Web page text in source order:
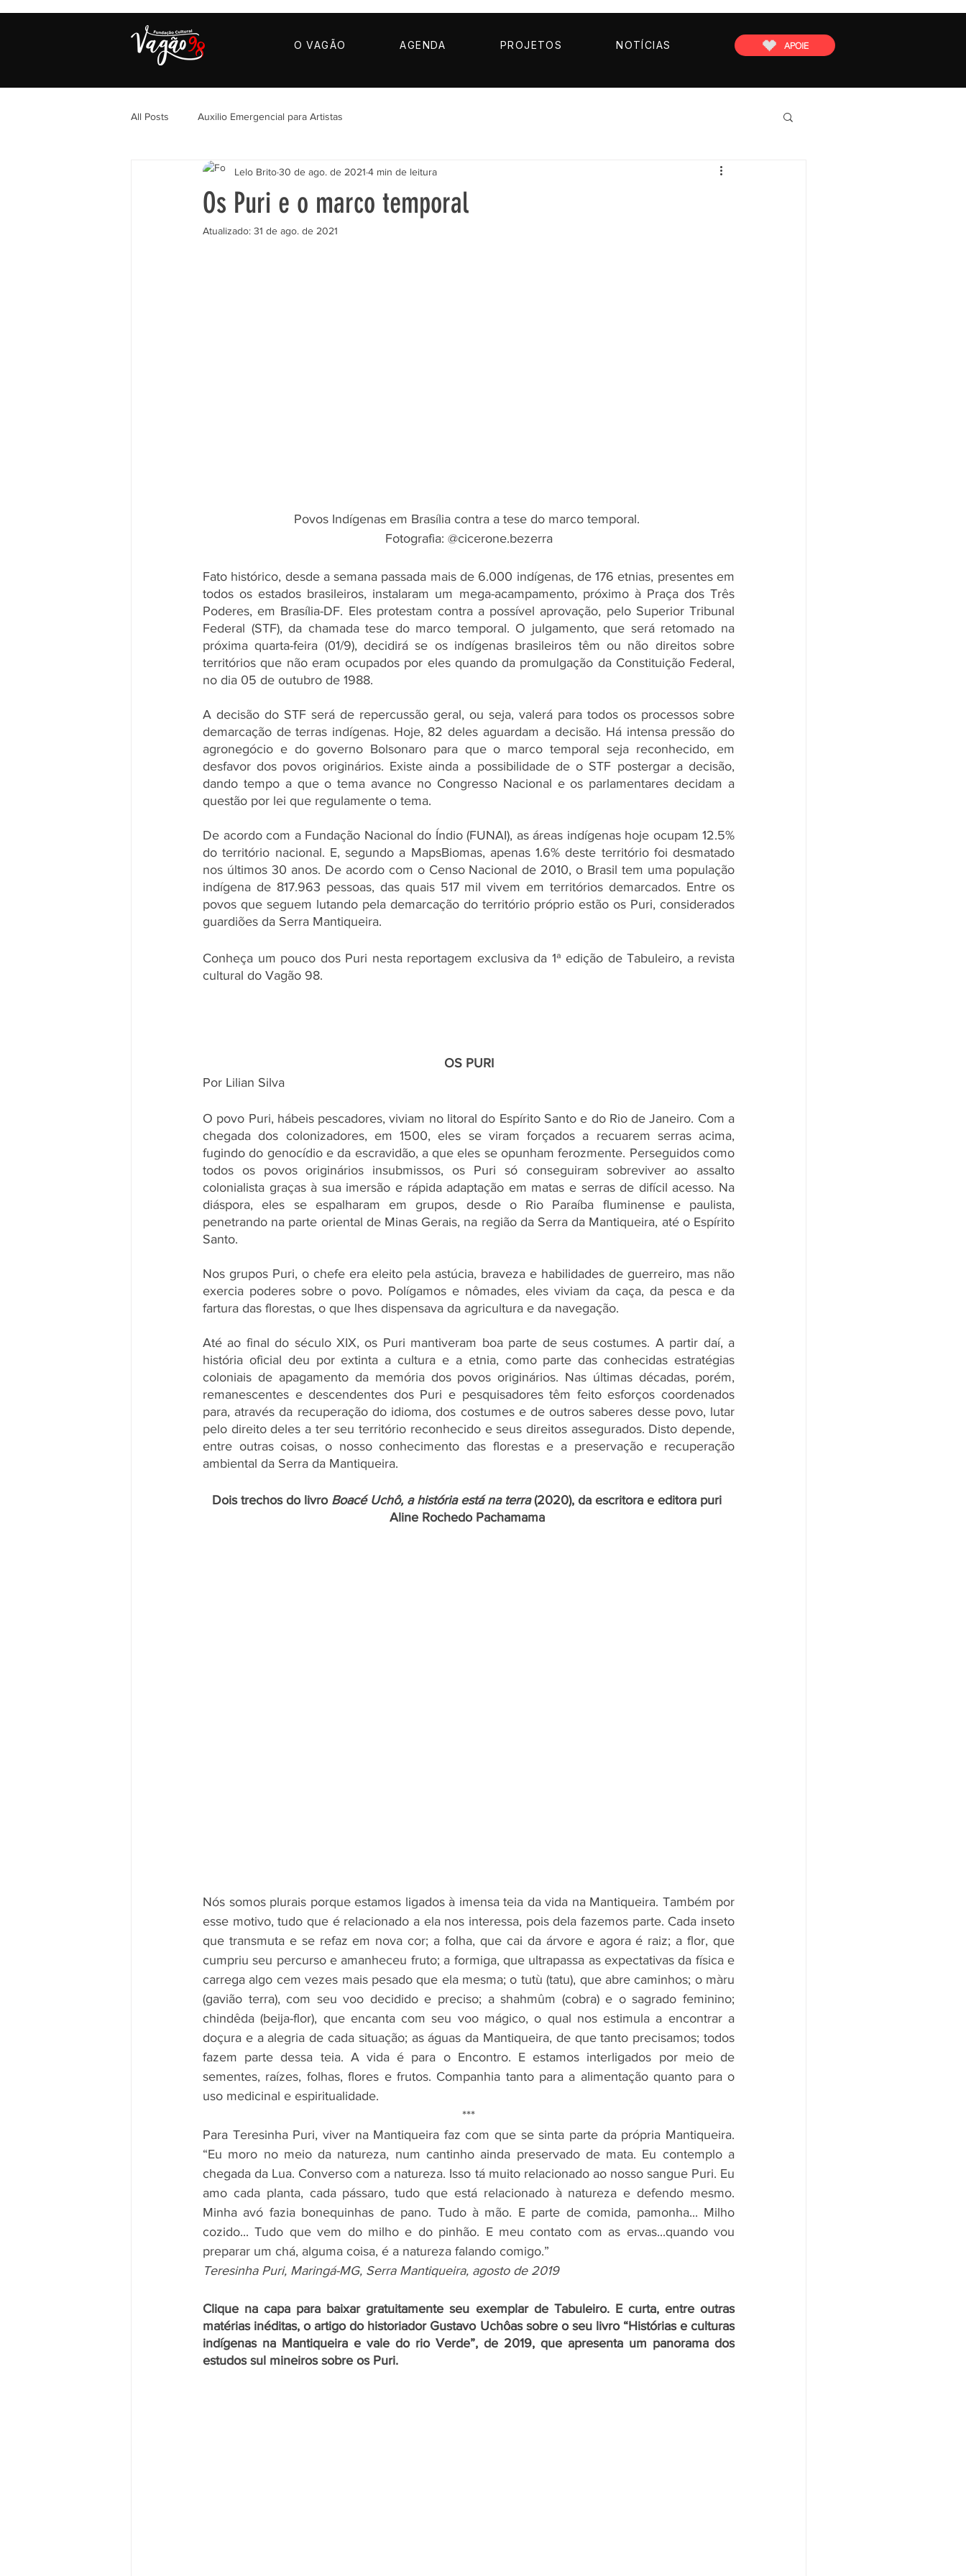
O VAGÃO AGENDA PROJETOS NOTÍCIAS APOIE
All Posts Auxilio Emergencial para Artistas
Os Puri e o marco temporal
Lelo Brito30 de ago. de 2021 4 min de leitura
Atualizado: 31 de ago. de 2021
Povos Indígenas em Brasília contra a tese do marco temporal.
Fotografia: @cicerone.bezerra
Fato histórico, desde a semana passada mais de 6.000 indígenas, de 176 etnias, presentes em
todos os estados brasileiros, instalaram um mega-acampamento, próximo à Praça dos Três
Poderes, em Brasília-DF. Eles protestam contra a possível aprovação, pelo Superior Tribunal
Federal (STF), da chamada tese do marco temporal. O julgamento, que será retomado na
próxima quarta-feira (01/9), decidirá se os indígenas brasileiros têm ou não direitos sobre
territórios que não eram ocupados por eles quando da promulgação da Constituição Federal,
no dia 05 de outubro de 1988.
A decisão do STF será de repercussão geral, ou seja, valerá para todos os processos sobre
demarcação de terras indígenas. Hoje, 82 deles aguardam a decisão. Há intensa pressão do
agronegócio e do governo Bolsonaro para que o marco temporal seja reconhecido, em
desfavor dos povos originários. Existe ainda a possibilidade de o STF postergar a decisão,
dando tempo a que o tema avance no Congresso Nacional e os parlamentares decidam a
questão por lei que regulamente o tema.
De acordo com a Fundação Nacional do Índio (FUNAI), as áreas indígenas hoje ocupam 12.5%
do território nacional. E, segundo a MapsBiomas, apenas 1.6% deste território foi desmatado
nos últimos 30 anos. De acordo com o Censo Nacional de 2010, o Brasil tem uma população
indígena de 817.963 pessoas, das quais 517 mil vivem em territórios demarcados. Entre os
povos que seguem lutando pela demarcação do território próprio estão os Puri, considerados
guardiões da Serra Mantiqueira.
Conheça um pouco dos Puri nesta reportagem exclusiva da 1ª edição de Tabuleiro, a revista
cultural do Vagão 98.
OS PURI
Por Lilian Silva
O povo Puri, hábeis pescadores, viviam no litoral do Espírito Santo e do Rio de Janeiro. Com a
chegada dos colonizadores, em 1500, eles se viram forçados a recuarem serras acima,
fugindo do genocídio e da escravidão, a que eles se opunham ferozmente. Perseguidos como
todos os povos originários insubmissos, os Puri só conseguiram sobreviver ao assalto
colonialista graças à sua imersão e rápida adaptação em matas e serras de difícil acesso. Na
diáspora, eles se espalharam em grupos, desde o Rio Paraíba fluminense e paulista,
penetrando na parte oriental de Minas Gerais, na região da Serra da Mantiqueira, até o Espírito
Santo.
Nos grupos Puri, o chefe era eleito pela astúcia, braveza e habilidades de guerreiro, mas não
exercia poderes sobre o povo. Polígamos e nômades, eles viviam da caça, da pesca e da
fartura das florestas, o que lhes dispensava da agricultura e da navegação.
Até ao final do século XIX, os Puri mantiveram boa parte de seus costumes. A partir daí, a
história oficial deu por extinta a cultura e a etnia, como parte das conhecidas estratégias
coloniais de apagamento da memória dos povos originários. Nas últimas décadas, porém,
remanescentes e descendentes dos Puri e pesquisadores têm feito esforços coordenados
para, através da recuperação do idioma, dos costumes e de outros saberes desse povo, lutar
pelo direito deles a ter seu território reconhecido e seus direitos assegurados. Disto depende,
entre outras coisas, o nosso conhecimento das florestas e a preservação e recuperação
ambiental da Serra da Mantiqueira.
Dois trechos do livro Boacé Uchô, a história está na terra (2020), da escritora e editora puri
Aline Rochedo Pachamama
Nós somos plurais porque estamos ligados à imensa teia da vida na Mantiqueira. Também por
esse motivo, tudo que é relacionado a ela nos interessa, pois dela fazemos parte. Cada inseto
que transmuta e se refaz em nova cor; a folha, que cai da árvore e agora é raiz; a flor, que
cumpriu seu percurso e amanheceu fruto; a formiga, que ultrapassa as expectativas da física e
carrega algo cem vezes mais pesado que ela mesma; o tutù (tatu), que abre caminhos; o màru
(gavião terra), com seu voo decidido e preciso; a shahmûm (cobra) e o sagrado feminino;
chindêda (beija-flor), que encanta com seu voo mágico, o qual nos estimula a encontrar a
doçura e a alegria de cada situação; as águas da Mantiqueira, de que tanto precisamos; todos
fazem parte dessa teia. A vida é para o Encontro. E estamos interligados por meio de
sementes, raízes, folhas, flores e frutos. Companhia tanto para a alimentação quanto para o
uso medicinal e espiritualidade.
***
Para Teresinha Puri, viver na Mantiqueira faz com que se sinta parte da própria Mantiqueira.
“Eu moro no meio da natureza, num cantinho ainda preservado de mata. Eu contemplo a
chegada da Lua. Converso com a natureza. Isso tá muito relacionado ao nosso sangue Puri. Eu
amo cada planta, cada pássaro, tudo que está relacionado à natureza e defendo mesmo.
Minha avó fazia bonequinhas de pano. Tudo à mão. E parte de comida, pamonha... Milho
cozido... Tudo que vem do milho e do pinhão. E meu contato com as ervas...quando vou
preparar um chá, alguma coisa, é a natureza falando comigo.”
Teresinha Puri, Maringá-MG, Serra Mantiqueira, agosto de 2019
Clique na capa para baixar gratuitamente seu exemplar de Tabuleiro. E curta, entre outras
matérias inéditas, o artigo do historiador Gustavo Uchôas sobre o seu livro “Histórias e culturas
indígenas na Mantiqueira e vale do rio Verde”, de 2019, que apresenta um panorama dos
estudos sul mineiros sobre os Puri.